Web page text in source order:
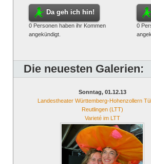
Da geh ich hin!
0 Personen haben ihr Kommen
angekündigt.
0
Die neuesten Galerien:
Sonntag, 01.12.13
Landestheater Württemberg-Hohenzollern
Reutlingen (LTT)
Varieté im LTT